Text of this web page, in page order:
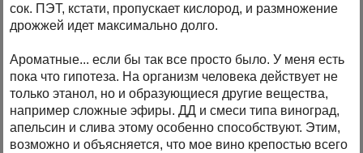
сок. ПЭТ, кстати, пропускает кислород, и размножение
дрожжей идет максимально долго.
Ароматные... если бы так все просто было. У меня есть
пока что гипотеза. На организм человека действует не
только этанол, но и образующиеся другие вещества,
например сложные эфиры. ДД и смеси типа виноград,
апельсин и слива этому особенно способствуют. Этим,
возможно и объясняется, что мое вино крепостью всего